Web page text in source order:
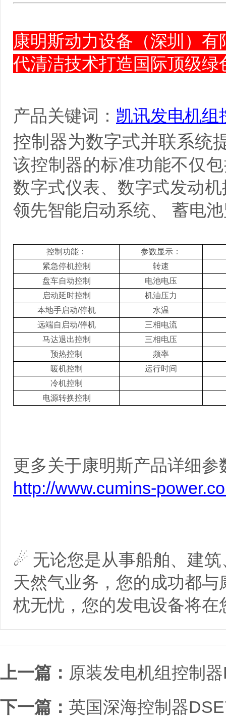
康明斯动力设备（深圳）有
代清洁技术打造国际顶级绿
产品关键词： 凯讯发电机组
控制器为数字式并联系统
该控制器的标准功能不仅
数字式仪表、数字式发动
领先智能启动系统、 蓄电
控制功能：
参数显示：
紧急停机控制
转速
盘车自动控制
电池电压
启动延时控制
机油压力
本地手启动/停机
水温
远端自 启动/停机
三相电流
马达退出控制
三相电压
预热控制
频率
暖机控制
运行时间
冷机控制
电源转换控制
更多关于康明斯产品详细
http://www.cumins-
☄ 无论您是从事船舶、建
天然气业务，您的成功都
枕无忧，您的发电设备将在
上一篇： 原装发电机组控制
下一篇： 英国深海控制器